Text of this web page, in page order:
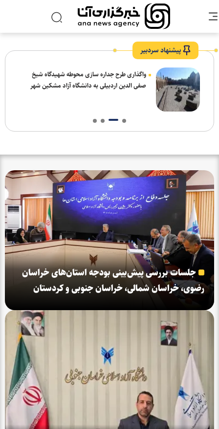
پیشنهاد سردبیر
واگذاری طرح جداره سازی محوطه شهیدگاه شیخ
صفی الدین اردبیلی به دانشگاه آزاد مشکین شهر
جلسات بررسی پیش‌بینی بودجه استان‌های خراسان
رضوی، خراسان شمالی، خراسان جنوبی و کردستان